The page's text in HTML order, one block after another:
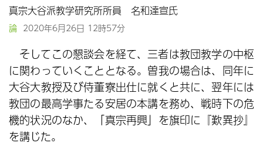
真宗大谷派教学研究所所員 名和達宣氏
論 2020年6月26日 12時57分
そしてこの懇談会を経て、三者は教団教学の中枢
に関わっていくこととなる。曽我の場合は、同年に
大谷大教授及び侍董寮出仕に就くと共に、翌年には
教団の最高学事たる安居の本講を務め、戦時下の危
機的状況のなか、「真宗再興」を旗印に『歎異抄』
を講じた。